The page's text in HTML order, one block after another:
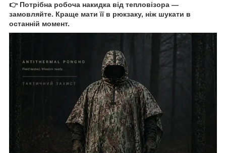
👉 Потрібна робоча накидка від тепловізора —
замовляйте. Краще мати її в рюкзаку, ніж шукати в
останній момент.